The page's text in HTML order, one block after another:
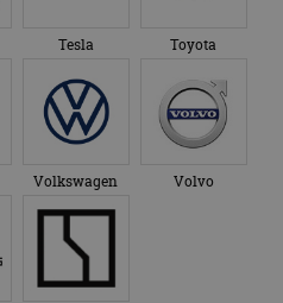
Tesla Toyota
Volkswagen Volvo